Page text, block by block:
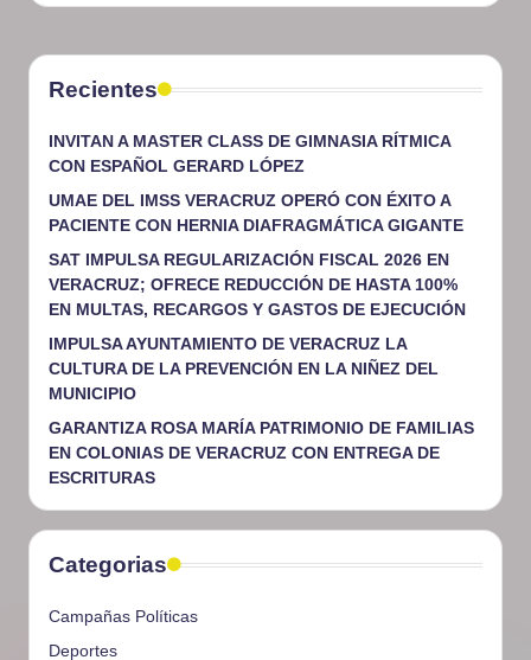
Recientes
INVITAN A MASTER CLASS DE GIMNASIA RÍTMICA
CON ESPAÑOL GERARD LÓPEZ
UMAE DEL IMSS VERACRUZ OPERÓ CON ÉXITO A
PACIENTE CON HERNIA DIAFRAGMÁTICA GIGANTE
SAT IMPULSA REGULARIZACIÓN FISCAL 2026 EN
VERACRUZ; OFRECE REDUCCIÓN DE HASTA 100%
EN MULTAS, RECARGOS Y GASTOS DE EJECUCIÓN
IMPULSA AYUNTAMIENTO DE VERACRUZ LA
CULTURA DE LA PREVENCIÓN EN LA NIÑEZ DEL
MUNICIPIO
GARANTIZA ROSA MARÍA PATRIMONIO DE FAMILIAS
EN COLONIAS DE VERACRUZ CON ENTREGA DE
ESCRITURAS
Categorias
Campañas Políticas
Deportes